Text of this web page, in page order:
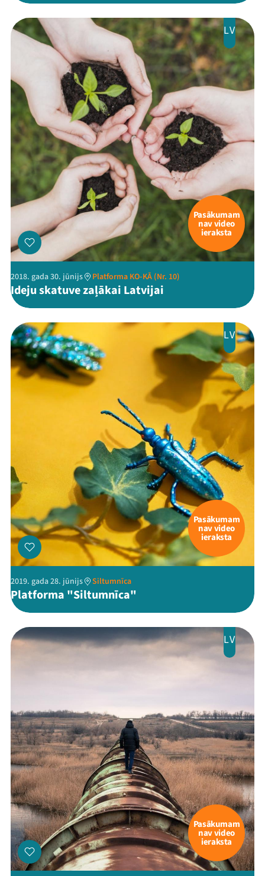
Veikals
Kontakti
ThreadsFacebookYoutube
X Instagram
Flick TikTok
LV
Pasākumam
nav video
ieraksta
2018. gada 30. jūnijs Platforma KO-KĀ (Nr. 10)
Ideju skatuve zaļākai Latvijai
LV
Pasākumam
nav video
ieraksta
2019. gada 28. jūnijs Siltumnīca
Platforma "Siltumnīca"
LV
Pasākumam
nav video
ieraksta